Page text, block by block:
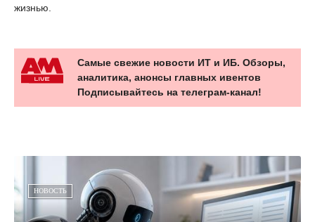
жизнью.
Самые свежие новости ИТ и ИБ. Обзоры,
аналитика, анонсы главных ивентов
Подписывайтесь на телеграм-канал!
НОВОСТЬ